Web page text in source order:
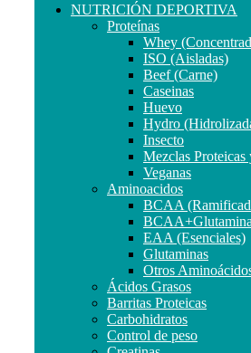
NUTRICIÓN DEPORTIVA
Proteínas
Whey
ISO (Aisladas)
Beef (Carne)
Caseinas
Huevo
Hydro
Insecto
Mezclas Proteicas
Veganas
Aminoacidos
BCAA
BCAA+Glutamina
EAA (Esenciales)
Glutaminas
Otros
Ácidos Grasos
Barritas Proteicas
Carbohidratos
Control de peso